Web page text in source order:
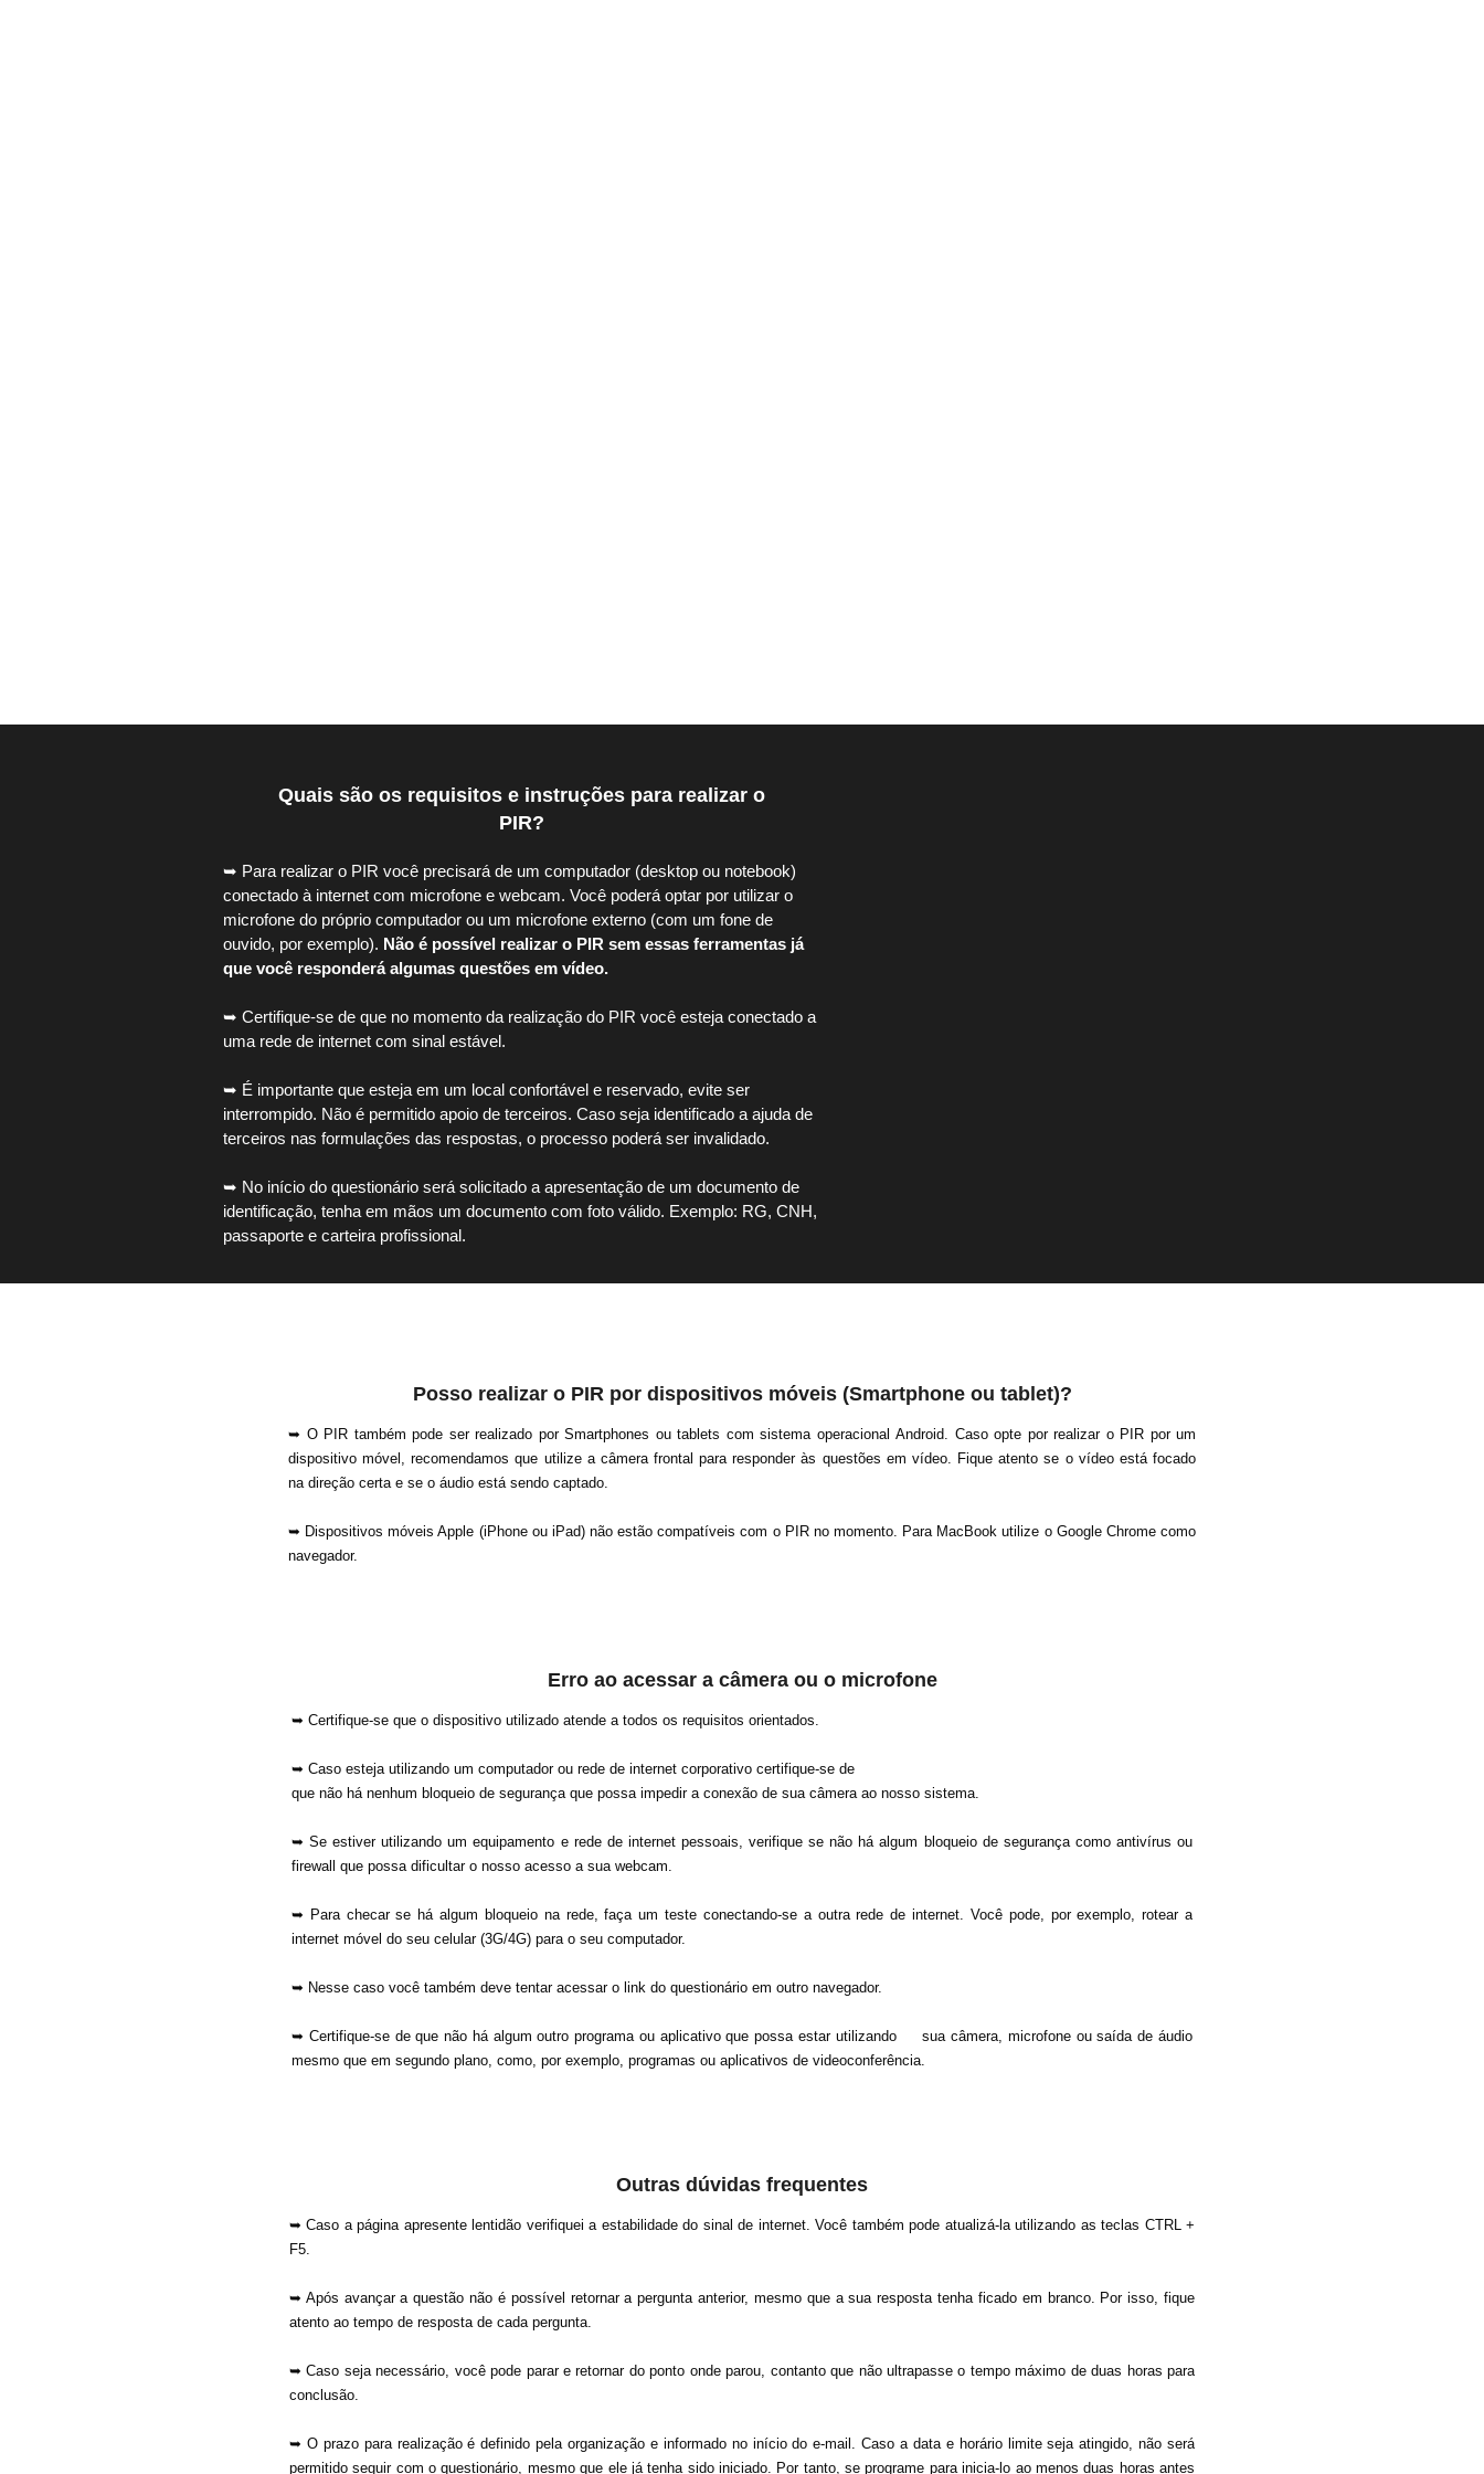
Quais são os requisitos e instruções para realizar o
PIR?​
➥ Para realizar o PIR você precisará de um computador (desktop ou notebook)
conectado à internet com microfone e webcam. Você poderá optar por utilizar o
microfone do próprio computador ou um microfone externo (com um fone de
ouvido, por exemplo).​ Não é possível realizar o PIR sem essas ferramentas já
que você responderá algumas questões em vídeo. ​
➥ Certifique-se de que no momento da realização do PIR você esteja conectado a
uma rede de internet com sinal estável.​
➥ É importante que esteja em um local confortável e reservado, evite ser
interrompido. Não é permitido apoio de terceiros. Caso seja identificado a ajuda de
terceiros nas formulações ​das respostas, o processo poderá ser invalidado.​
➥ No início do questionário será solicitado a apresentação de um documento de
identificação, ​tenha em mãos um documento com foto válido. Exemplo: RG, CNH,
passaporte e carteira profissional.
Posso realizar o PIR por dispositivos móveis (Smartphone ou tablet)?
➥ O PIR também pode ser realizado por Smartphones ou tablets com sistema operacional Android. Caso opte por realizar o PIR por um
dispositivo móvel, recomendamos que utilize a câmera frontal para responder às questões em vídeo. Fique atento se o vídeo está focado
na direção certa e se o áudio está sendo captado.
➥ Dispositivos móveis Apple (iPhone ou iPad) não estão compatíveis com o PIR no momento. Para MacBook utilize o Google Chrome como
navegador.
Erro ao acessar a câmera ou o microfone
➥ Certifique-se que o dispositivo utilizado atende a todos os requisitos orientados.​
➥ Caso esteja utilizando um computador ou rede de internet corporativo certifique-se de ​
que não há nenhum bloqueio de segurança que possa impedir a conexão de sua câmera ao nosso sistema. ​
➥ Se estiver utilizando um equipamento e rede de internet pessoais, verifique se ​não há algum bloqueio de segurança como antivírus ou
firewall que possa dificultar o nosso acesso a sua webcam. ​
​➥ Para checar se há algum bloqueio na rede, faça um teste conectando-se a outra rede de internet. Você pode, por exemplo, rotear a
internet móvel do seu celular (3G/4G) para o seu computador.​
➥ Nesse caso você também deve tentar acessar o link do questionário em outro navegador.​
➥ Certifique-se de que não há algum outro programa ou aplicativo que possa estar utilizando sua câmera, microfone ou saída de áudio
mesmo que em segundo plano, como, por exemplo, programas ou aplicativos de videoconferência.
Outras dúvidas frequentes
➥ Caso a página apresente lentidão verifiquei a estabilidade do sinal de internet. Você também pode atualizá-la utilizando as teclas CTRL +
F5. ​
➥ Após avançar a questão não é possível retornar a pergunta anterior, mesmo que a sua resposta tenha ficado em branco. Por isso, fique
atento ao tempo de resposta de cada pergunta.​
➥ Caso seja necessário, você pode parar e retornar do ponto onde parou, contanto que não ultrapasse o tempo máximo de duas horas para
conclusão.​
➥ O prazo para realização é definido pela organização e informado no início do e-mail. Caso a data e horário limite seja atingido, não será
permitido seguir com o questionário, mesmo que ele já tenha sido iniciado. Por tanto, se programe para inicia-lo ao menos duas horas antes